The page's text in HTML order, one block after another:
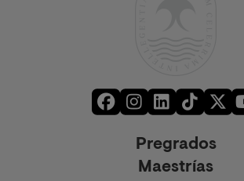
Pregrados
Maestrías